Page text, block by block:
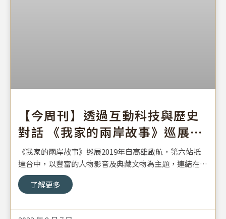
【今周刊】透過互動科技與歷史
對話 《我家的兩岸故事》巡展台
中
《我家的兩岸故事》巡展2019年自高雄啟航，第六站抵
達台中，以豐富的人物影音及典藏文物為主題，連結在地
記憶，藉由數位科技藝術，虛實整合再現遷台歷史，自7
月5日至9月20日於文化部文化資產園區雅堂館AB棟盛大
了解更多